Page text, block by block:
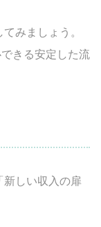
みましょう。
きる安定した流
新しい収入の扉